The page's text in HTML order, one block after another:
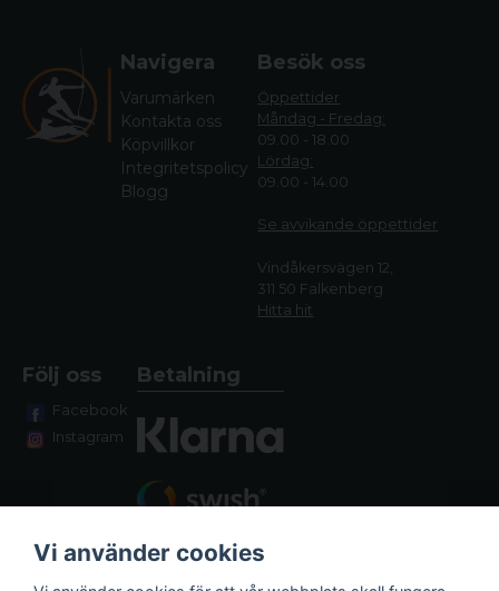
Navigera
Varumärken
Kontakta oss
Köpvillkor
Integritetspolicy
Blogg
Besök oss
Öppettider
Måndag - Fredag:
09.00 - 18.00
Lördag:
09.00 - 14.00
Se avvikande öppettider
Vindåkersvägen 12,
311 50 Falkenberg
Hitta hit
Följ oss
Facebook
Instagram
Betalning
Vi använder cookies